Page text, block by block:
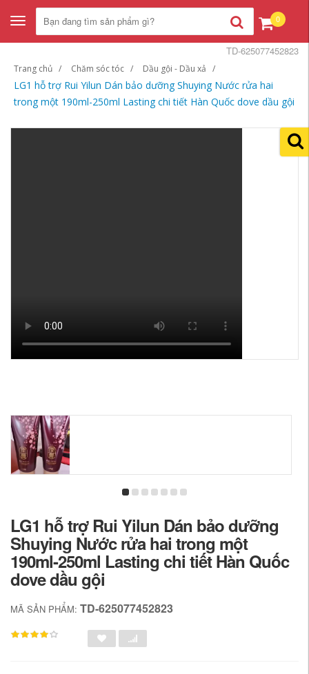
Toggle
navigation
0
Trang chủ Chăm sóc tóc Dầu gội - Dầu xả
LG1 hỗ trợ Rui Yilun Dán bảo dưỡng Shuying Nước rửa hai
trong một 190ml-250ml Lasting chi tiết Hàn Quốc dove dầu gội
TD-625077452823
LG1 hỗ trợ Rui Yilun Dán bảo dưỡng
Shuying Nước rửa hai trong một
190ml-250ml Lasting chi tiết Hàn Quốc
dove dầu gội
MÃ SẢN PHẨM: TD-625077452823